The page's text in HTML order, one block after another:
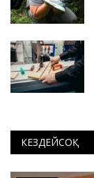
КЕЗДЕЙСОҚ